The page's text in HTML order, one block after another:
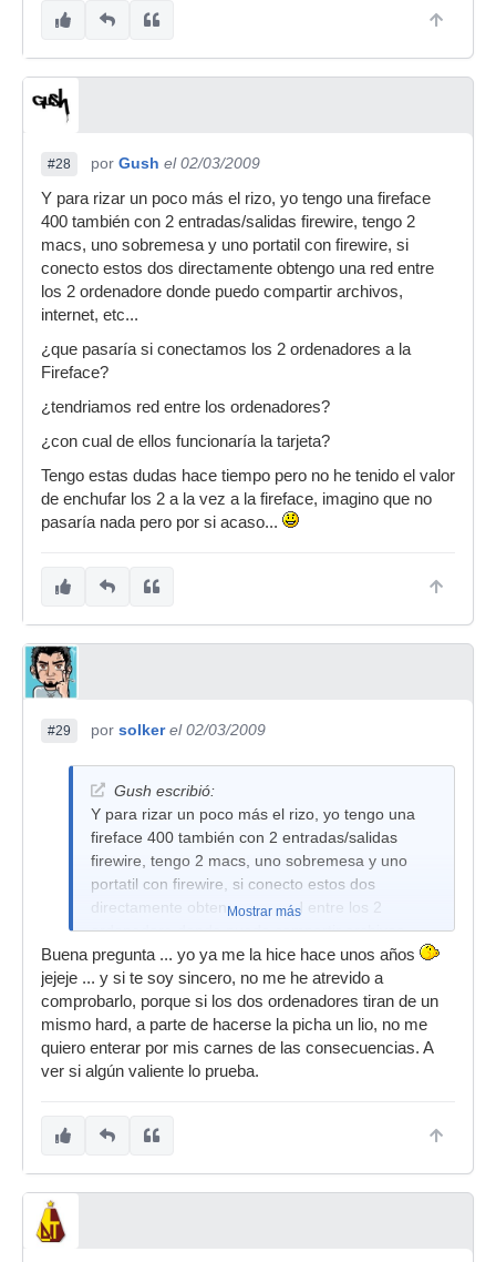
#28 por Gush el 02/03/2009
Y para rizar un poco más el rizo, yo tengo una fireface
400 también con 2 entradas/salidas firewire, tengo 2
macs, uno sobremesa y uno portatil con firewire, si
conecto estos dos directamente obtengo una red entre
los 2 ordenadore donde puedo compartir archivos,
internet, etc...
¿que pasaría si conectamos los 2 ordenadores a la
Fireface?
¿tendriamos red entre los ordenadores?
¿con cual de ellos funcionaría la tarjeta?
Tengo estas dudas hace tiempo pero no he tenido el valor
de enchufar los 2 a la vez a la fireface, imagino que no
pasaría nada pero por si acaso...
#29 por solker el 02/03/2009
Gush escribió:
Y para rizar un poco más el rizo, yo tengo una
fireface 400 también con 2 entradas/salidas
firewire, tengo 2 macs, uno sobremesa y uno
portatil con firewire, si conecto estos dos
directamente obtengo una red entre los 2
ordenadore donde puedo compartir archivos,
internet, etc...
¿que pasaría si conectamos los 2 ordenadores a
la Fireface?
¿tendriamos red entre los ordenadores?
¿con cual de ellos funcionaría la tarjeta?
tenido el valor de enchufar los 2 a la vez a la
Mostrar más
Buena pregunta ... yo ya me la hice hace unos años
jejeje ... y si te soy sincero, no me he atrevido a
comprobarlo, porque si los dos ordenadores tiran de un
mismo hard, a parte de hacerse la picha un lio, no me
quiero enterar por mis carnes de las consecuencias. A
ver si algún valiente lo prueba.